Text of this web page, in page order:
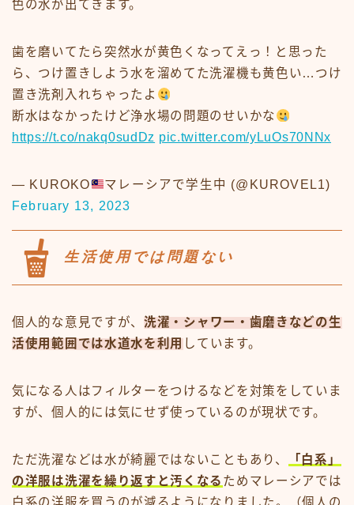
色の水が出てきます。
歯を磨いてたら突然水が黄色くなってえっ！と思った
ら、つけ置きしよう水を溜めてた洗濯機も黄色い…つけ
置き洗剤入れちゃったよ
断水はなかったけど浄水場の問題のせいかな
https://t.co/nakq0sudDz pic.twitter.com/yLuOs70NNx
— KUROKO
マレーシアで学生中 (@KUROVEL1)
February 13, 2023
生活使用では問題ない
個人的な意見ですが、 洗濯・シャワー・歯磨きなどの生
活使用範囲では水道水を利用 しています。
気になる人はフィルターをつけるなどを対策をしていま
すが、個人的には気にせず使っているのが現状です。
ただ洗濯などは水が綺麗ではないこともあり、
「白系」
の洋服は洗濯を繰り返すと汚くなる ためマレーシアでは
白系の洋服を買うのが減るようになりました。（個人の